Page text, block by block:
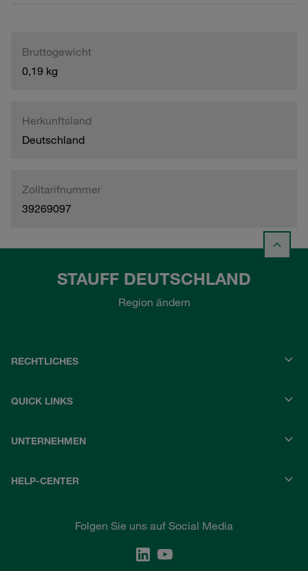
Bruttogewicht
0,19 kg
Herkunftsland
Deutschland
Zolltarifnummer
39269097
STAUFF DEUTSCHLAND
Region ändern
RECHTLICHES
QUICK LINKS
UNTERNEHMEN
HELP-CENTER
Folgen Sie uns auf Social Media